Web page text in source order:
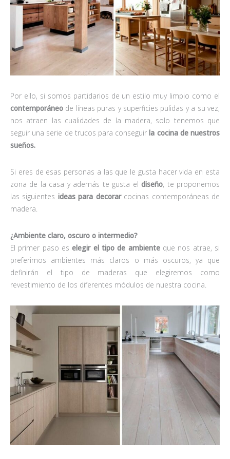
Por ello, si somos partidarios de un estilo muy limpio como el
contemporáneo de líneas puras y superficies pulidas y a su vez,
nos atraen las cualidades de la madera, solo tenemos que
seguir una serie de trucos para conseguirla cocina de nuestros
sueños.
Si eres de esas personas a las que le gusta hacer vida en esta
zona de la casa y además te gusta eldiseño, te proponemos
las siguientes ideas para decorarcocinas contemporáneas de
madera.
¿Ambiente claro, oscuro o intermedio?
El primer paso eselegir el tipo de ambienteque nos atrae, si
preferimos ambientes más claros o más oscuros, ya que
definirán el tipo de maderas que elegiremos como
revestimiento de los diferentes módulos de nuestra cocina.